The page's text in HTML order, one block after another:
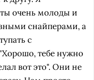
очень молоды и
снайперами, а
с
тебе нужно
вот это". Они не